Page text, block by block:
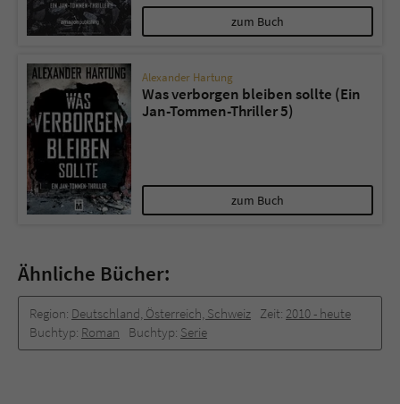
zum Buch
Alexander Hartung
Was verborgen bleiben sollte (Ein
Jan-Tommen-Thriller 5)
zum Buch
Ähnliche Bücher:
Region: Deutschland, Österreich, Schweiz Zeit: 2010 -­ heute
Buchtyp: Roman Buchtyp: Serie